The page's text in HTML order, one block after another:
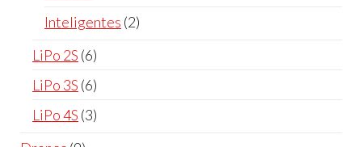
productos
Inteligentes 22
LiPo 2S 66
productos
LiPo 3S 66
productos
LiPo 4S 33